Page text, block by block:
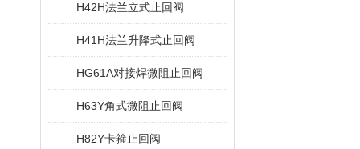
H42H法兰立式止回阀
H41H法兰升降式止回阀
HG61A对接焊微阻止回阀
H63Y角式微阻止回阀
H82Y卡箍止回阀